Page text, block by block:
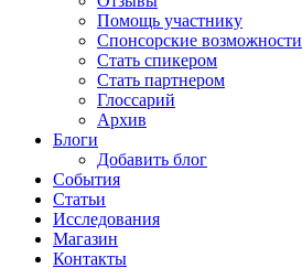
Помощь участнику
Спонсорские возможности
Стать спикером
Стать партнером
Глоссарий
Архив
Блоги
Добавить блог
События
Статьи
Исследования
Магазин
Контакты